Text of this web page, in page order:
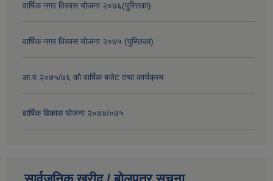
वार्षिक नगर विकास योजना २०७६(पुस्तिका)
वार्षिक नगर विकास योजना २०७५ (पुस्तिका)
आ.व.२०७५/७६ को वार्षिक बजेट तथा कार्यक्रम
वार्षिक विकास योजना २०७४/०७५